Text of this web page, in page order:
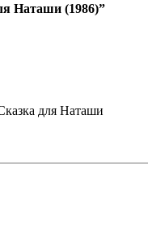
Наташи (1986)”
для Наташи